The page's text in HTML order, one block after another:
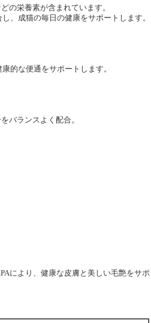
の栄養素が含まれています。
、成猫の毎日の健康をサポートします。
的な便通をサポートします。
バランスよく配合。
により、健康な皮膚と美しい毛艶をサポ